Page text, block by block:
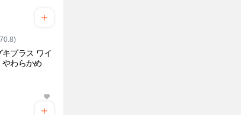
プラス ワイ
やわらかめ